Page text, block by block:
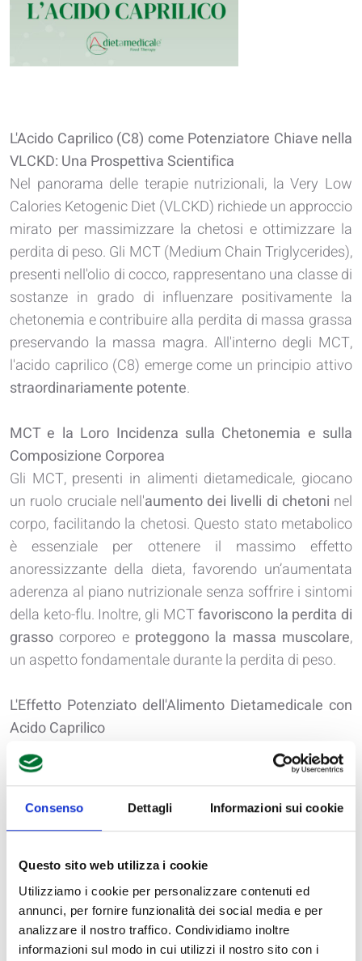
Consenso Dettagli Informazioni sui cookie
Questo sito web utilizza i cookie
Utilizziamo i cookie per personalizzare contenuti ed
annunci, per fornire funzionalità dei social media e per
analizzare il nostro traffico. Condividiamo inoltre
informazioni sul modo in cui utilizzi il nostro sito con i
L'Acido Caprilico (C8) come Potenziatore Chiave nella
VLCKD: Una Prospettiva Scientifica
Nel panorama delle terapie nutrizionali, la Very Low
Calories Ketogenic Diet (VLCKD) richiede un approccio
mirato per massimizzare la chetosi e ottimizzare la
perdita di peso. Gli MCT (Medium Chain Triglycerides),
presenti nell'olio di cocco, rappresentano una classe di
sostanze in grado di influenzare positivamente la
chetonemia e contribuire alla perdita di massa grassa
preservando la massa magra. All'interno degli MCT,
l'acido caprilico (C8) emerge come un principio attivo
straordinariamente potente.
MCT e la Loro Incidenza sulla Chetonemia e sulla
Composizione Corporea
Gli MCT, presenti in alimenti dietamedicale, giocano
un ruolo cruciale nell'aumento dei livelli di chetoni nel
corpo, facilitando la chetosi. Questo stato metabolico
è essenziale per ottenere il massimo effetto
anoressizzante della dieta, favorendo un’aumentata
aderenza al piano nutrizionale senza soffrire i sintomi
della keto-flu. Inoltre, gli MCTfavoriscono la perdita di
grasso corporeo e proteggono la massa muscolare,
un aspetto fondamentale durante la perdita di peso.
L'Effetto Potenziato dell'Alimento Dietamedicale con
Acido Caprilico
Tra gli MCT, l'acido caprilico spicca come un elemento
particolarmente potente
. Le sue proprietà si sono
e mantenere la chetosi, rendendo gli alimenti
estremamente performanti.
L'introduzione dell'acido caprilico negli alimenti
dietamedicale rappresenta un salto di qualità nel
favorire e mantenere la chetosi. La sua potenza
superiore rispetto agli altri MCT rende questi alimenti